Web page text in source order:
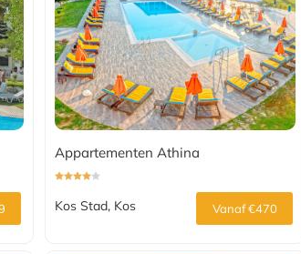
Appartementen Athina
Kos Stad, Kos Vanaf €470